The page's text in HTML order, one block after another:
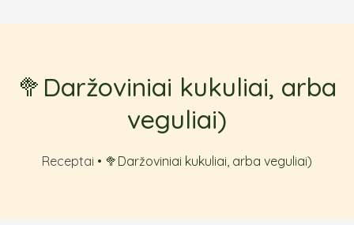
🥦Daržoviniai kukuliai, arba
veguliai)
Receptai • 🥦Daržoviniai kukuliai, arba veguliai)